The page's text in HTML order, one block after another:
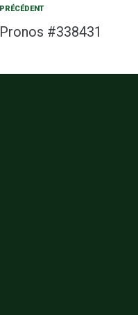
PRÉCÉDENT
Pronos #338431